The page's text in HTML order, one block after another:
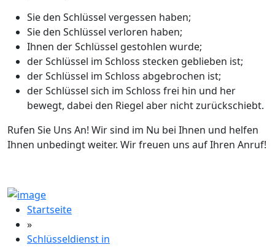
Sie den Schlüssel vergessen haben;
Sie den Schlüssel verloren haben;
Ihnen der Schlüssel gestohlen wurde;
der Schlüssel im Schloss stecken geblieben ist;
der Schlüssel im Schloss abgebrochen ist;
der Schlüssel sich im Schloss frei hin und her
bewegt, dabei den Riegel aber nicht zurückschiebt.
Rufen Sie Uns An! Wir sind im Nu bei Ihnen und helfen
Ihnen unbedingt weiter. Wir freuen uns auf Ihren Anruf!
Startseite
»
Schlüsseldienst in